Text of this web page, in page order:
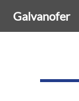
Galvanofer